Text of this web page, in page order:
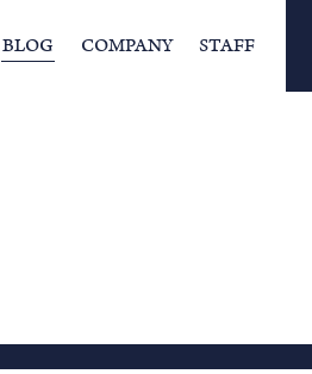
BLOG COMPANY STAFF